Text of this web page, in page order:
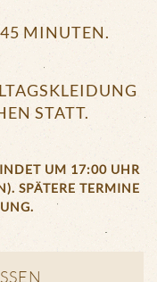
MINUTEN.
STATT.
UM 17:00 UHR
SPÄTERE TERMINE